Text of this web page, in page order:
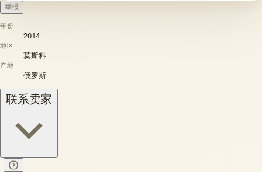
举报
年份
2014
地区
莫斯科
产地
俄罗斯
联系卖家